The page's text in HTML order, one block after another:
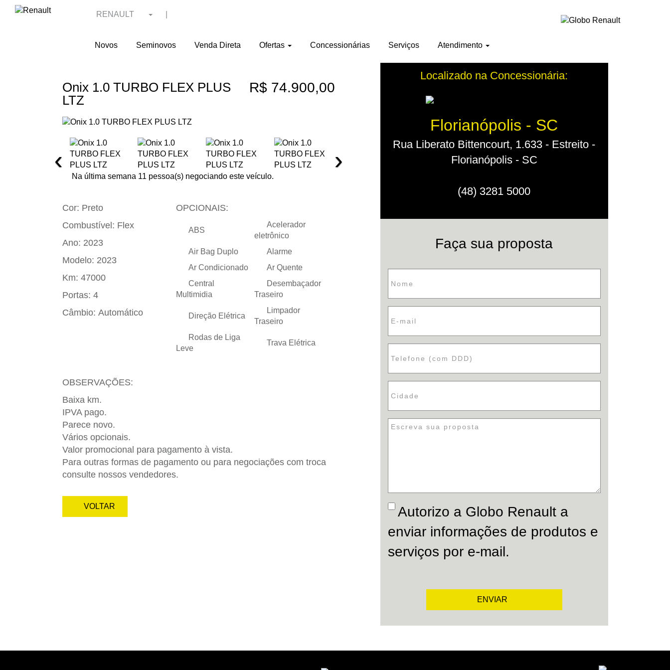
RENAULT
Novos Seminovos Venda Direta Ofertas Concessionárias Serviços Atendimento
Onix 1.0 TURBO FLEX PLUS
LTZ
R$ 74.900,00
‹ ›
Na última semana 11 pessoa(s) negociando este veículo.
Cor: Preto
Combustível: Flex
Ano: 2023
Modelo: 2023
Km: 47000
Portas: 4
Câmbio: Automático
OPCIONAIS:
ABS
Acelerador
eletrônico
Air Bag Duplo
Alarme
Ar Condicionado
Ar Quente
Central
Multimidia
Desembaçador
Traseiro
Direção Elétrica
Limpador
Traseiro
Rodas de Liga
Leve
Trava Elétrica
OBSERVAÇÕES:
Baixa km.
IPVA pago.
Parece novo.
Vários opcionais.
Valor promocional para pagamento à vista.
Para outras formas de pagamento ou para negociações com troca
consulte nossos vendedores.
VOLTAR
Localizado na Concessionária:
Florianópolis - SC
Rua Liberato Bittencourt, 1.633 - Estreito -
Florianópolis - SC
(48) 3281 5000
Faça sua proposta
Autorizo a Globo Renault a
enviar informações de produtos e
serviços por e-mail.